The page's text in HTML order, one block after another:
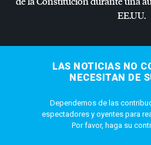
EE.UU.
LAS NOTICIAS NO
NECESITAN DE
Dependemos de las
espectadores y oyentes para
Por favor, haga su